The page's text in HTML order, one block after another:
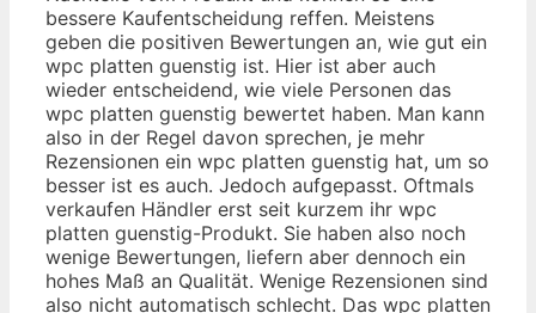
bessere Kaufentscheidung reffen. Meistens
geben die positiven Bewertungen an, wie gut ein
wpc platten guenstig ist. Hier ist aber auch
wieder entscheidend, wie viele Personen das
wpc platten guenstig bewertet haben. Man kann
also in der Regel davon sprechen, je mehr
Rezensionen ein wpc platten guenstig hat, um so
besser ist es auch. Jedoch aufgepasst. Oftmals
verkaufen Händler erst seit kurzem ihr wpc
platten guenstig-Produkt. Sie haben also noch
wenige Bewertungen, liefern aber dennoch ein
hohes Maß an Qualität. Wenige Rezensionen sind
also nicht automatisch schlecht. Das wpc platten